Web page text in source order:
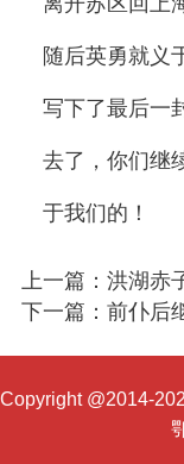
随后英勇就义
写下了最后一
去了，你们继
于我们的！
上一篇：洪湖
下一篇：前仆
Copyright @2014-